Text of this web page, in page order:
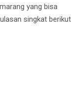
yang bisa
singkat berikut